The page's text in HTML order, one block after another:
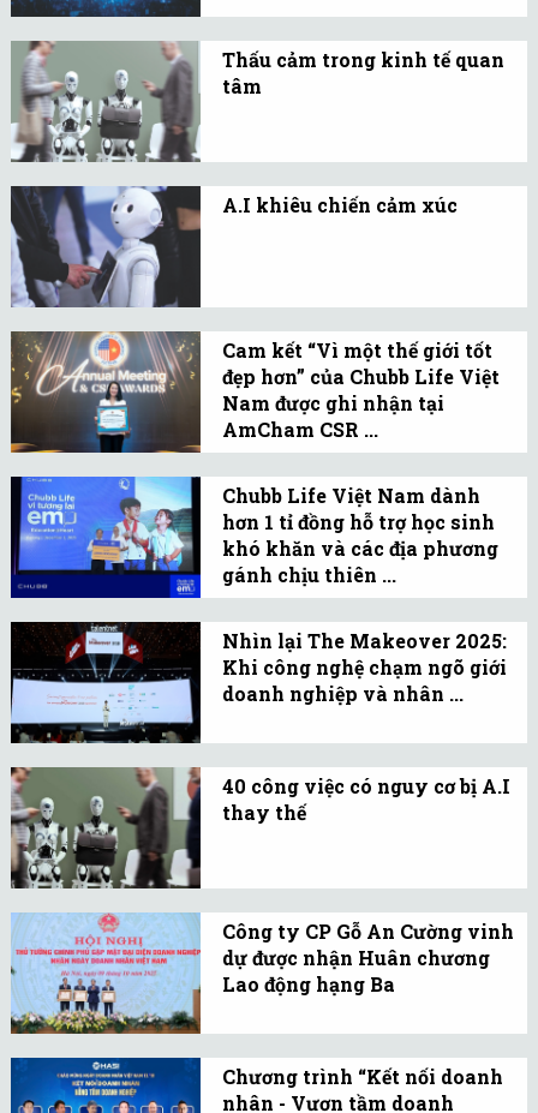
giải pháp bảo vệ vững
chắc nền tảng tư tưởng
của Đảng.
giờ trở thành những rủi
ro tiềm tàng...
Thấu cảm trong kinh tế quan
tâm
“Máy móc thông minh
đến mức nào?”, mà là “Con
A.I khiêu chiến cảm xúc
cho sự đổi mới, nhưng với
số đông khác, nó là mầm
mống của sự bất an âm
thầm.
Cam kết “Vì một thế giới tốt
đẹp hơn” của Chubb Life Việt
Nam được ghi nhận tại
AmCham CSR ...
Chubb Life Việt Nam được
đánh giá cao nhờ cách
tiếp cận trách nhiệm xã
hội như một phần không
thể tách rời trong chiến
lược phát triển.
Chubb Life Việt Nam dành
hơn 1 tỉ đồng hỗ trợ học sinh
khó khăn và các địa phương
gánh chịu thiên ...
Hoạt động nhằm vừa kịp
thời hỗ trợ các tỉnh thành
chịu ảnh hưởng của bão
Kalmaegi, vừa tiếp tục hỗ
trợ trẻ em có hoàn cảnh
khó khăn trên cả nước.
Nhìn lại The Makeover 2025:
Khi công nghệ chạm ngõ giới
doanh nghiệp và nhân ...
quy tụ hơn 1.200 lãnh đạo
doanh nghiệp và chuyên
40 công việc có nguy cơ bị A.I
thay thế
danh sách những ngành
nghề có nguy cơ cao bị
A.I thay thế.
Công ty CP Gỗ An Cường vinh
dự được nhận Huân chương
Lao động hạng Ba
chương Lao động hạng Ba
Chương trình “Kết nối doanh
nhân - Vươn tầm doanh